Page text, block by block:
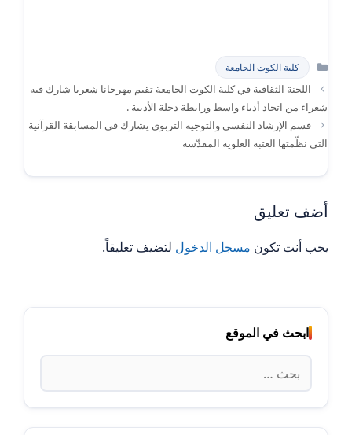
التصنيفات
كلية الكوت الجامعة
اللجنة الثقافية في كلية الكوت الجامعة تقيم مهرجانا شعريا شارك فيه
شعراء من اتحاد أدباء واسط ورابطة دجلة الأدبية .
قسم الإرشاد النفسي والتوجيه التربوي يشارك في المسابقة القرآنية
التي نظّمتها العتبة العلوية المقدّسة
أضف تعليق
يجب أنت تكون مسجل الدخول لتضيف تعليقاً.
ابحث في الموقع
البحث
عن: